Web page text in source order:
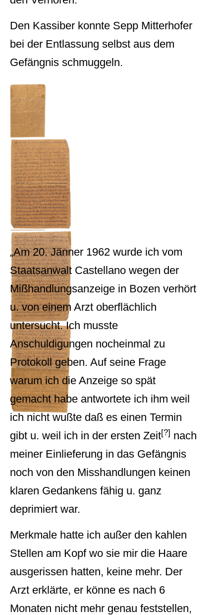
Den Kassiber konnte Sepp Mitterhofer
bei der Entlassung selbst aus dem
Gefängnis schmuggeln.
„Am 20. Jänner 1962 wurde ich vom
Staatsanwalt Castellano wegen der
Mißhandlungsanzeige in Bozen verhört
u. von einem Arzt oberflächlich
untersucht. Ich musste
Anschuldigungen nocheinmal zu
Protokoll geben. Auf seine Frage
warum ich die Anzeige so spät
gemacht habe antwortete ich ihm weil
ich nicht wußte daß es einen Termin
gibt u. weil ich in der ersten Zeit[?] nach
meiner Einlieferung in das Gefängnis
noch von den Misshandlungen keinen
klaren Gedankens fähig u. ganz
deprimiert war.
Merkmale hatte ich außer den kahlen
Stellen am Kopf wo sie mir die Haare
ausgerissen hatten, keine mehr. Der
Arzt erklärte, er könne es nach 6
Monaten nicht mehr genau feststellen,